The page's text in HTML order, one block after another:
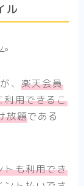
ル
。
、 楽天会員
利用できるこ
放題である
トも利用でき